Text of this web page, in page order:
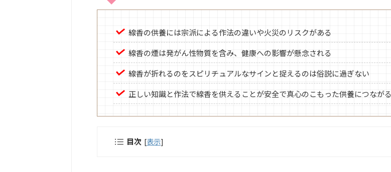
線香の供養には宗派による作法の違いや火災のリスクがある
線香の煙は発がん性物質を含み、健康への影響が懸念される
線香が折れるのをスピリチュアルなサインと捉えるのは俗説に過ぎない
正しい知識と作法で線香を供えることが安全で真心のこもった供養につながる
目次 [表示]